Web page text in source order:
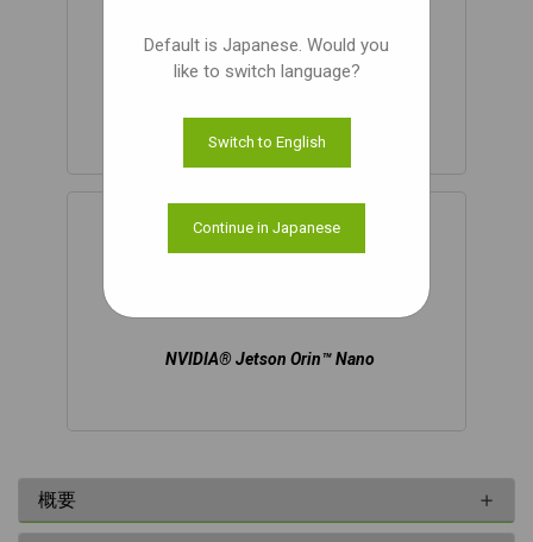
NVIDIA® Jetson Orin™ Nano
概要
Default is Japanese. Would you
like to switch language?
Switch to English
Continue in Japanese